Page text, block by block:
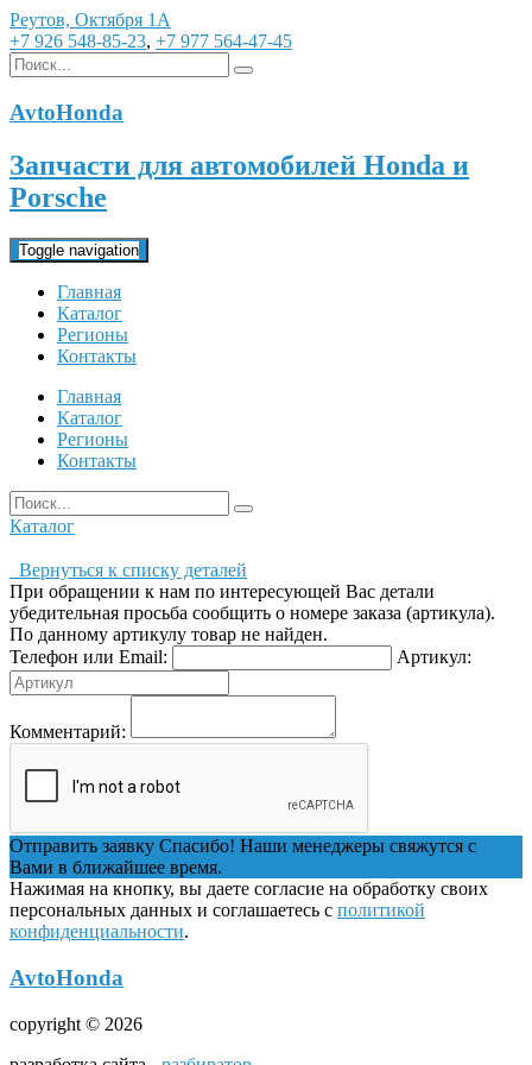
Реутов, Октября 1А
+7 926 548-85-23, +7 977 564-47-45
AvtoHonda
Запчасти для автомобилей Honda и
Porsche
Toggle navigation
Главная
Каталог
Регионы
Контакты
Главная
Каталог
Регионы
Контакты
Каталог
Вернуться к списку деталей
При обращении к нам по интересующей Вас детали
убедительная просьба сообщить о номере заказа (артикула).
По данному артикулу товар не найден.
Телефон или Email:
Артикул:
Комментарий:
Отправить заявку Спасибо! Наши менеджеры свяжутся с
Вами в ближайшее время.
Нажимая на кнопку, вы даете согласие на обработку своих
персональных данных и соглашаетесь с политикой
конфиденциальности.
AvtoHonda
copyright © 2026